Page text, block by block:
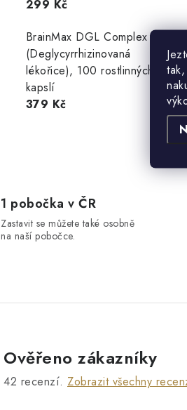
299 Kč
BrainMax DGL Complex
(Deglycyrrhizinovaná
lékořice), 100 rostlinných
kapslí
379 Kč
1 pobočka v ČR
Zastavit se můžete také osobně
na naší pobočce.
Ověřeno zákazníky
42 recenzí. Zobrazit všechny